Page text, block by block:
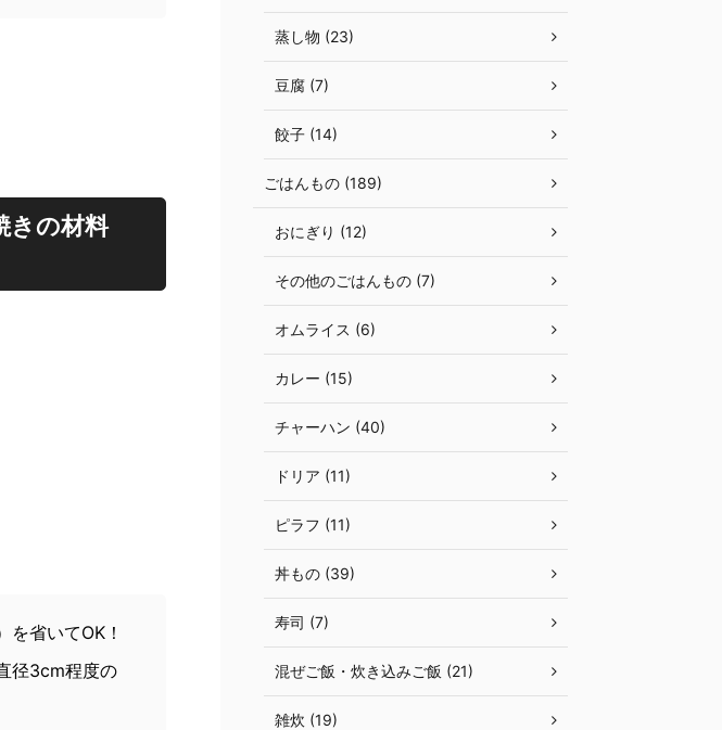
きの材料
省いてOK！
径3cm程度の
蒸し物 (23)
豆腐 (7)
餃子 (14)
ごはんもの (189)
おにぎり (12)
その他のごはんもの (7)
オムライス (6)
カレー (15)
チャーハン (40)
ドリア (11)
ピラフ (11)
丼もの (39)
寿司 (7)
混ぜご飯・炊き込みご飯 (21)
雑炊 (19)